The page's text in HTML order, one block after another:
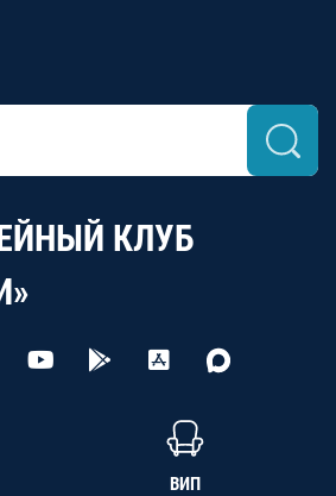
КЛУБ
ВИП